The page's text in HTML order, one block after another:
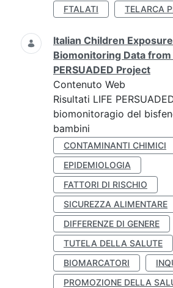
FTALATI
TELARCA
Italian Children
Biomonitoring Data from
PERSUADED Project
Contenuto Web
Risultati LIFE
biomonitoragio del
bambini
CONTAMINANTI CHIMICI
EPIDEMIOLOGIA
FATTORI DI RISCHIO
SICUREZZA ALIMENTARE
DIFFERENZE DI GENERE
TUTELA DELLA SALUTE
BIOMARCATORI
PROMOZIONE DELLA